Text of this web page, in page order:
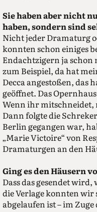
Sie haben aber nicht
haben, sondern sind
Nicht jeder Dramaturg
konnten schon einiges
Endachtzigern ja
zum Beispiel, da hat
Decca angestoßen, das
geöffnet. Das
Wenn ihr mitschneidet,
Dann folgte die
Berlin gegangen war,
„Marie Victoire“ von
Dramaturgen an den
Ging es den Häusern
Dass das gesendet
die Verlage konnten wir
abgelaufen ist – im